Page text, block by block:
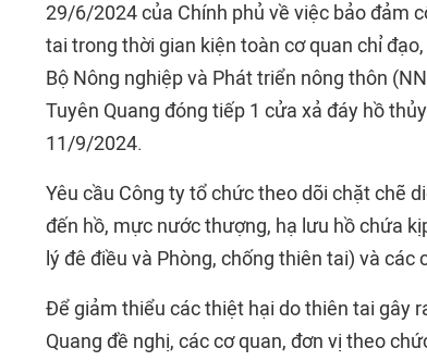
29/6/2024 của Chính phủ về việc bảo đảm
tai trong thời gian kiện toàn cơ quan chỉ
Bộ Nông nghiệp và Phát triển nông thôn
Tuyên Quang đóng tiếp 1 cửa xả đáy hồ
11/9/2024.
Yêu cầu Công ty tổ chức theo dõi chặt chẽ
đến hồ, mực nước thượng, hạ lưu hồ chứa
lý đê điều và Phòng, chống thiên tai) và
Để giảm thiểu các thiệt hại do thiên tai gây
Quang đề nghị, các cơ quan, đơn vị theo